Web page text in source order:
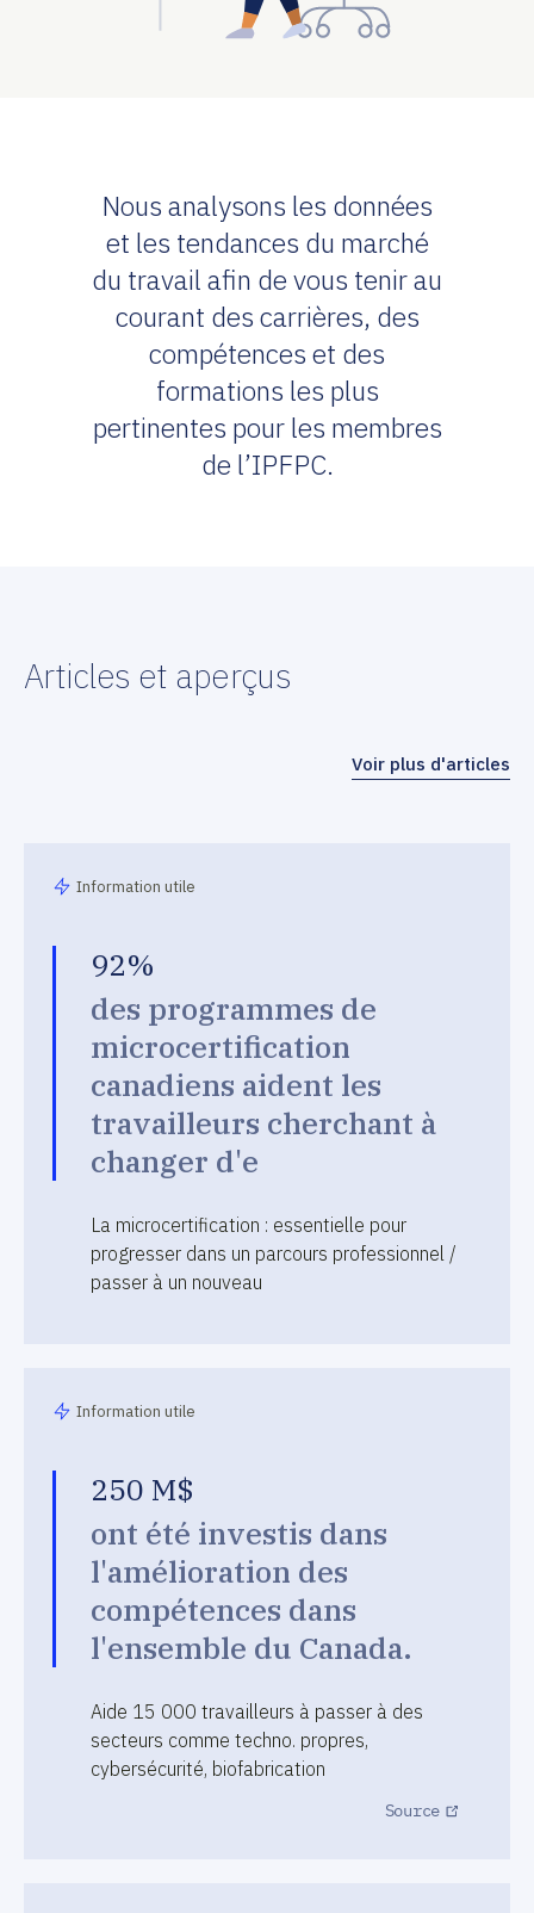
Nous analysons les données
et les tendances du marché
du travail afin de vous tenir au
courant des carrières, des
compétences et des
formations les plus
pertinentes pour les membres
de l’IPFPC.
Articles et aperçus
Voir plus d'articles
Information utile
92%
des programmes de
microcertification
canadiens aident les
travailleurs cherchant à
changer d'e
La microcertification : essentielle pour
progresser dans un parcours professionnel /
passer à un nouveau
Information utile
250 M$
ont été investis dans
l'amélioration des
compétences dans
l'ensemble du Canada.
Aide 15 000 travailleurs à passer à des
secteurs comme techno. propres,
cybersécurité, biofabrication
Source